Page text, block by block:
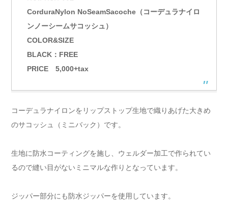
CorduraNylon NoSeamSacoche（コーデュラナイロ
ンノーシームサコッシュ）
COLOR&SIZE
BLACK：FREE
PRICE 5,000+tax
コーデュラナイロンをリップストップ生地で織りあげた大きめ
のサコッシュ（ミニバック）です。
生地に防水コーティングを施し、ウェルダー加工で作られてい
るので縫い目がないミニマルな作りとなっています。
ジッパー部分にも防水ジッパーを使用しています。